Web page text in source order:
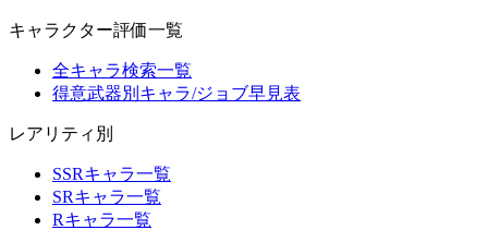
キャラクター評価一覧
全キャラ検索一覧
得意武器別キャラ/ジョブ早見表
レアリティ別
SSRキャラ一覧
SRキャラ一覧
Rキャラ一覧